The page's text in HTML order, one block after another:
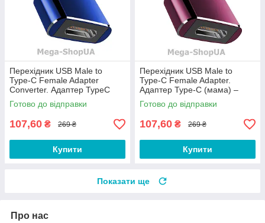
Перехідник USB Male to
Type-C Female Adapter
Converter. Адаптер TypeC
(мама) - USB (тато) Синій
Готово до відправки
107,60 ₴ 269 ₴
Купити
Перехідник USB Male to
Type-C Female Adapter.
Адаптер Type-C (мама) –
USB (тато). Type-A to Type-C
Бордовий
Готово до відправки
107,60 ₴ 269 ₴
Купити
Показати ще
Про нас